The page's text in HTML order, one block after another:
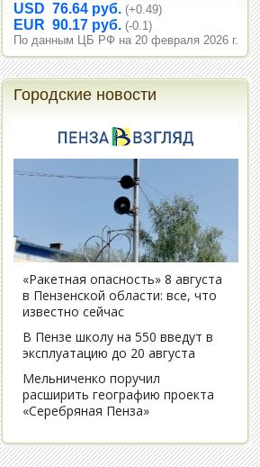
USD 76.64 руб. (+0.49)
EUR 90.17 руб. (-0.1)
По данным ЦБ РФ на 20 февраля 2026 г.
Городские новости